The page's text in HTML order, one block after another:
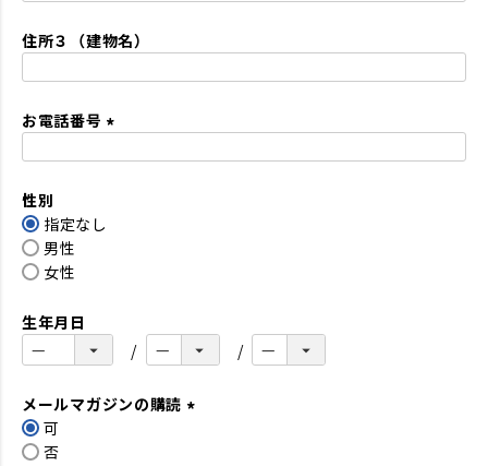
須
住所３（建物名）
お電話番号
性別
指定なし
男性
女性
生年月日
メールマガジンの購読
可
否